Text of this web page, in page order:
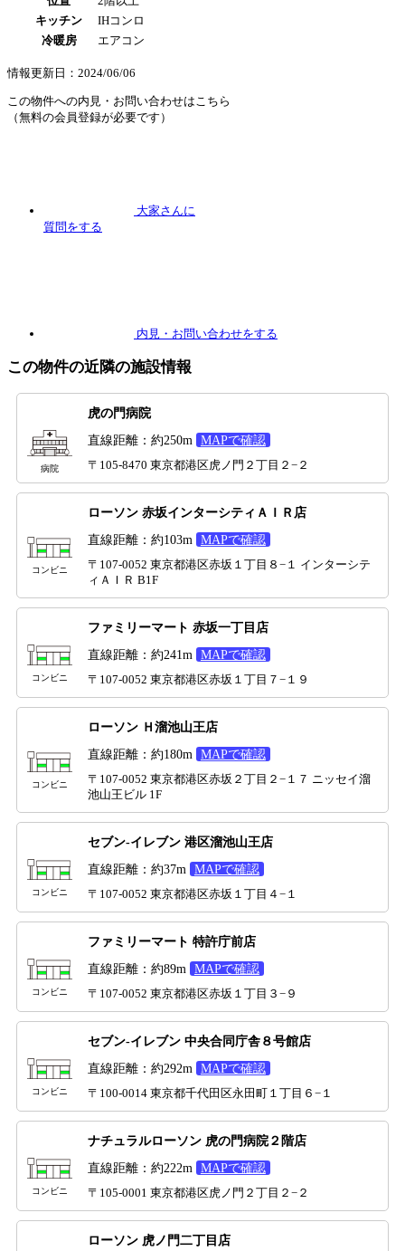
キッチン
IHコンロ
冷暖房
エアコン
情報更新日：2024/06/06
この物件への内見・お問い合わせはこちら
（無料の会員登録が必要です）
大家さんに
質問をする
内見 ・お問い合わせをする
この物件の近隣の施設情報
病院
虎の門病院
直線距離：約250m MAPで確認
〒105-8470 東京都港区虎ノ門２丁目２−２
コンビニ
ローソン 赤坂インターシティＡＩＲ店
直線距離：約103m MAPで確認
〒107-0052 東京都港区赤坂１丁目８−１ インターシテ
ィＡＩＲ B1F
コンビニ
ファミリーマート 赤坂一丁目店
直線距離：約241m MAPで確認
〒107-0052 東京都港区赤坂１丁目７−１９
コンビニ
ローソン Ｈ溜池山王店
直線距離：約180m MAPで確認
〒107-0052 東京都港区赤坂２丁目２−１７ ニッセイ溜
池山王ビル 1F
コンビニ
セブン-イレブン 港区溜池山王店
直線距離：約37m MAPで確認
〒107-0052 東京都港区赤坂１丁目４−１
コンビニ
ファミリーマート 特許庁前店
直線距離：約89m MAPで確認
〒107-0052 東京都港区赤坂１丁目３−９
コンビニ
セブン-イレブン 中央合同庁舎８号館店
直線距離：約292m MAPで確認
〒100-0014 東京都千代田区永田町１丁目６−１
コンビニ
ナチュラルローソン 虎の門病院２階店
直線距離：約222m MAPで確認
〒105-0001 東京都港区虎ノ門２丁目２−２
ローソン 虎ノ門二丁目店